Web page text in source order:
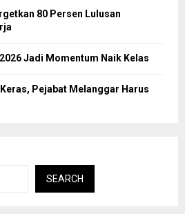
80 Persen Lulusan
Jadi Momentum Naik Kelas
Pejabat Melanggar Harus
SEARCH